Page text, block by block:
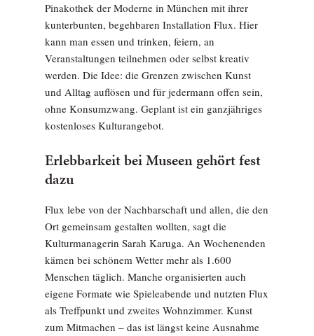
Pinakothek der Moderne in München mit ihrer
kunterbunten, begehbaren Installation Flux. Hier
kann man essen und trinken, feiern, an
Veranstaltungen teilnehmen oder selbst kreativ
werden. Die Idee: die Grenzen zwischen Kunst
und Alltag auflösen und für jedermann offen sein,
ohne Konsumzwang. Geplant ist ein ganzjähriges
kostenloses Kulturangebot.
Erlebbarkeit bei Museen gehört fest
dazu
Flux lebe von der Nachbarschaft und allen, die den
Ort gemeinsam gestalten wollten, sagt die
Kulturmanagerin Sarah Karuga. An Wochenenden
kämen bei schönem Wetter mehr als 1.600
Menschen täglich. Manche organisierten auch
eigene Formate wie Spieleabende und nutzten Flux
als Treffpunkt und zweites Wohnzimmer. Kunst
zum Mitmachen – das ist längst keine Ausnahme